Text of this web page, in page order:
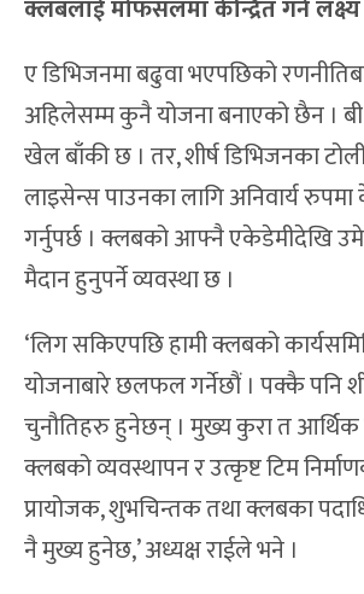
क्लबलाई मोफसलमा केन्द्रित गर्ने लक्ष्य
ए डिभिजनमा बढुवा भएपछिको
अहिलेसम्म कुनै योजना बनाएको छैन ।
खेल बाँकी छ । तर, शीर्ष डिभिजनका
लाइसेन्स पाउनका लागि अनिवार्य रुपमा
गर्नुपर्छ । क्लबको आफ्नै एकेडेमीदेखि
मैदान हुनुपर्ने व्यवस्था छ ।
‘लिग सकिएपछि हामी क्लबको
योजनाबारे छलफल गर्नेछौं । पक्कै पनि
चुनौतिहरु हुनेछन् । मुख्य कुरा त आर्थिक
क्लबको व्यवस्थापन र उत्कृष्ट टिम
प्रायोजक, शुभचिन्तक तथा क्लबका
नै मुख्य हुनेछ,’ अध्यक्ष राईले भने ।